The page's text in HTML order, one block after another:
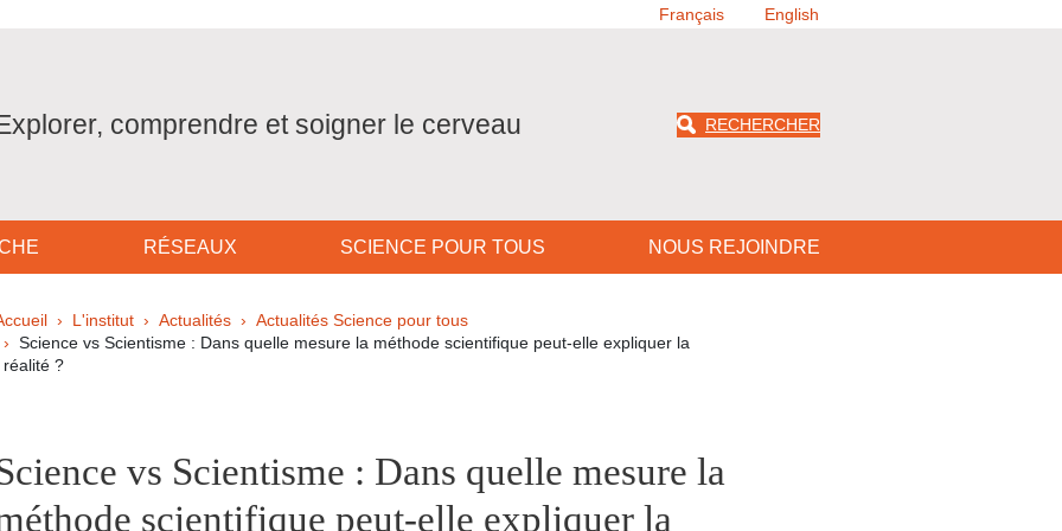
Français English
comprendre et soigner le cerveau RECHERCHER
RÉSEAUX SCIENCE POUR TOUS NOUS REJOINDRE
d'Ariane
L'institut Actualités
Actualités Science pour tous
Science vs Scientisme : Dans quelle mesure la méthode scientifique peut-elle expliquer la
réalité ?
Sidebarvs Scientisme : Dans quelle mesure la
scientifique peut-elle expliquer la